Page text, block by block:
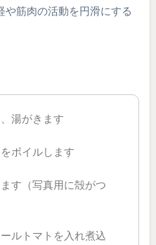
筋肉の活動を円滑にする
湯がきます
ボイルします
す（写真用に殻がつ
ルトマトを入れ煮込